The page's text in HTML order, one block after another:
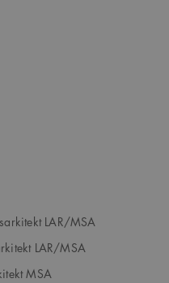
LAR/MSA
LAR/MSA
MSA